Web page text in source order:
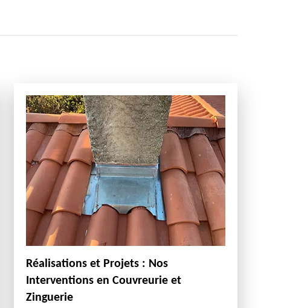
Réalisations et Projets : Nos
Interventions en Couvreurie et
Zinguerie